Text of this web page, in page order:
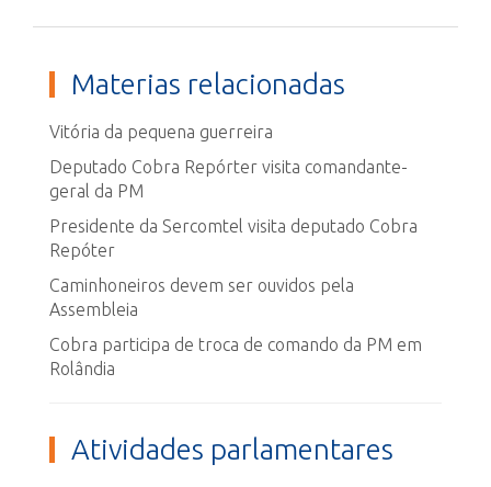
Materias relacionadas
Vitória da pequena guerreira
Deputado Cobra Repórter visita comandante-
geral da PM
Presidente da Sercomtel visita deputado Cobra
Repóter
Caminhoneiros devem ser ouvidos pela
Assembleia
Cobra participa de troca de comando da PM em
Rolândia
Atividades parlamentares